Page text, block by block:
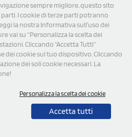
sempre migliore, questo sito
I cookie di terze parti potranno
la nostra Informativa sull’uso dei
vai su “Personalizza la scelta dei
Cliccando "Accetta Tutti"
dei cookie sul tuo dispositivo. Cliccando
dei soli cookie necessari. La
Personalizza la scelta dei cookie
Accetta tutti
100 pz
Cod: 6731